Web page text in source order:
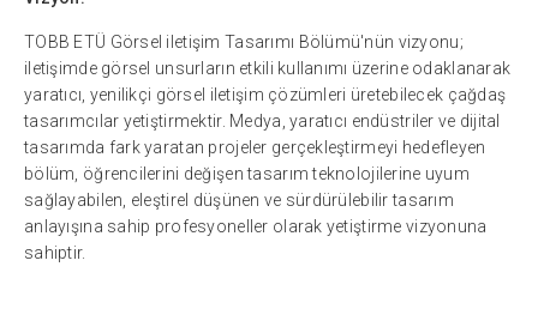
TOBB ETÜ Görsel iletişim Tasarımı Bölümü'nün vizyonu;
iletişimde görsel unsurların etkili kullanımı üzerine odaklanarak
yaratıcı, yenilikçi görsel iletişim çözümleri üretebilecek çağdaş
tasarımcılar yetiştirmektir. Medya, yaratıcı endüstriler ve dijital
tasarımda fark yaratan projeler gerçekleştirmeyi hedefleyen
bölüm, öğrencilerini değişen tasarım teknolojilerine uyum
sağlayabilen, eleştirel düşünen ve sürdürülebilir tasarım
anlayışına sahip profesyoneller olarak yetiştirme vizyonuna
sahiptir.